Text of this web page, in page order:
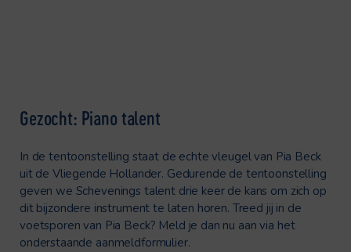
Gezocht: Piano talent
In de tentoonstelling staat de echte vleugel van Pia Beck
uit de Vliegende Hollander. Gedurende de tentoonstelling
geven we Schevenings talent drie keer de kans om zich op
dit bijzondere instrument te laten horen. Treed jij in de
voetsporen van Pia Beck? Meld je dan nu aan via het
onderstaande aanmeldformulier.